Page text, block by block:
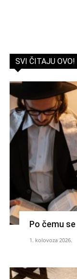
SVI ČITAJU OVO!
Po čemu
1. kolovoza 2026.